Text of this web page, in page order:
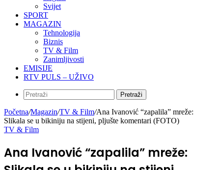
Svijet
SPORT
MAGAZIN
Tehnologija
Biznis
TV & Film
Zanimljivosti
EMISIJE
RTV PULS – UŽIVO
Pretraži
Početna/Magazin/TV & Film/Ana Ivanović “zapalila” mreže:
Slikala se u bikiniju na stijeni, pljušte komentari (FOTO)
TV & Film
Ana Ivanović “zapalila” mreže: